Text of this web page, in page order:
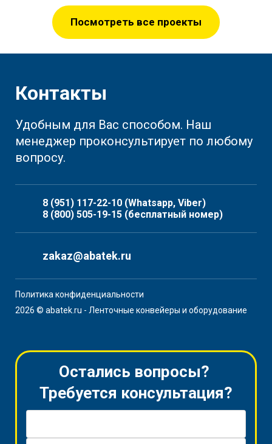
Посмотреть все проекты
Контакты
Удобным для Вас способом. Наш
менеджер проконсультирует по любому
вопросу.
8 (951) 117-22-10 (Whatsapp, Viber)
8 (800) 505-19-15 (бесплатный номер)
zakaz@abatek.ru
Политика конфиденциальности
2026 © abatek.ru - Ленточные конвейеры и оборудование
Остались вопросы?
Требуется консультация?